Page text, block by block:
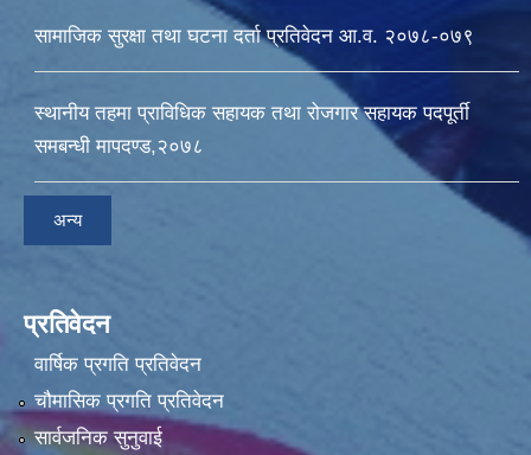
सामाजिक सुरक्षा तथा घटना दर्ता प्रतिवेदन आ.व. २०७८-०७९
स्थानीय तहमा प्राविधिक सहायक तथा रोजगार सहायक पदपूर्ती
समबन्धी मापदण्ड,२०७८
अन्य
प्रतिवेदन
वार्षिक प्रगति प्रतिवेदन
चौमासिक प्रगति प्रतिवेदन
सार्वजनिक सुनुवाई